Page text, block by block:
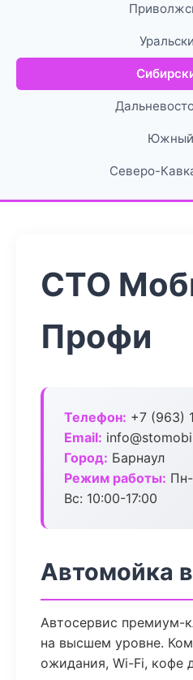
Северо-
СТО
Профи
Телефон: +7 (963)
Email:
Город: Барнаул
Режим работы:
Вс: 10:00-17:00
Автомойка
Автосервис премиум-
на высшем уровне.
ожидания, Wi-Fi, кофе